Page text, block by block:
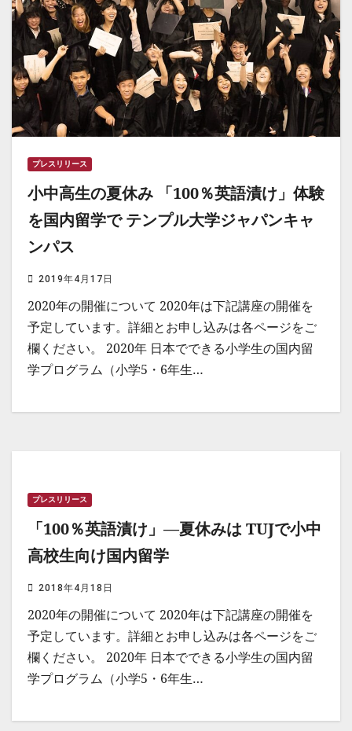
プレスリリース
小中高生の夏休み 「100％英語漬け」体験
を国内留学で テンプル大学ジャパンキャ
ンパス
2019年4月17日
2020年の開催について 2020年は下記講座の開催を
予定しています。詳細とお申し込みは各ページをご
欄ください。 2020年 日本でできる小学生の国内留
学プログラム（小学5・6年生…
プレスリリース
「100％英語漬け」—夏休みは TUJで小中
高校生向け国内留学
2018年4月18日
2020年の開催について 2020年は下記講座の開催を
予定しています。詳細とお申し込みは各ページをご
欄ください。 2020年 日本でできる小学生の国内留
学プログラム（小学5・6年生…